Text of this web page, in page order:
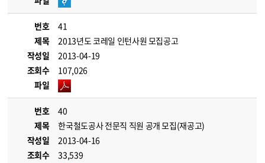
번호
41
제목
2013년도 코레일 인턴사원 모집공고
작성일
2013-04-19
조회수
107,026
파일
번호
40
제목
한국철도공사 전문직 직원 공개 모집(재공고)
작성일
2013-04-16
조회수
33,539